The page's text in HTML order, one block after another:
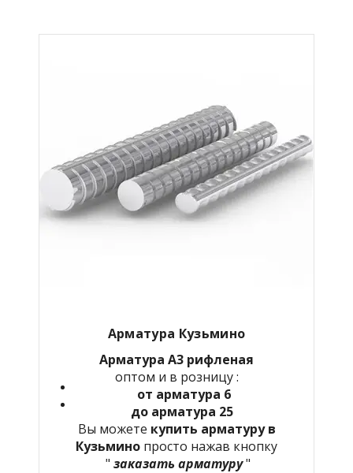
Арматура Кузьмино
Арматура А3 рифленая
оптом и в розницу :
от арматура 6
до арматура 25
Вы можете купить арматуру в
Кузьмино просто нажав кнопку
" заказать арматуру"